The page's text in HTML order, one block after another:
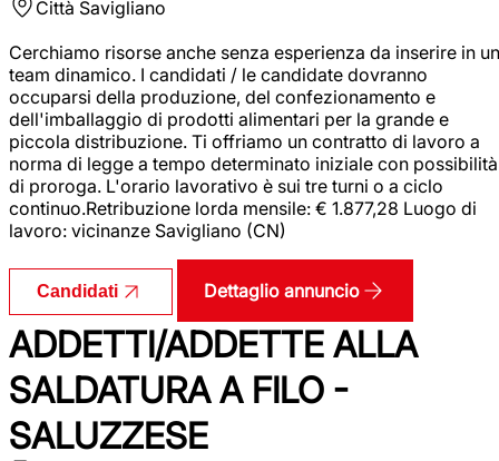
Città Savigliano
Cerchiamo risorse anche senza esperienza da inserire in un
team dinamico. I candidati / le candidate dovranno
occuparsi della produzione, del confezionamento e
dell'imballaggio di prodotti alimentari per la grande e
piccola distribuzione. Ti offriamo un contratto di lavoro a
norma di legge a tempo determinato iniziale con possibilità
di proroga. L'orario lavorativo è sui tre turni o a ciclo
continuo.Retribuzione lorda mensile: € 1.877,28 Luogo di
lavoro: vicinanze Savigliano (CN)
Candidati Dettaglio annuncio
ADDETTI/ADDETTE ALLA
SALDATURA A FILO -
SALUZZESE